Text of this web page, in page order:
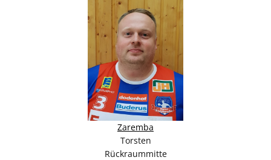
Zaremba
Torsten
Rückraummitte